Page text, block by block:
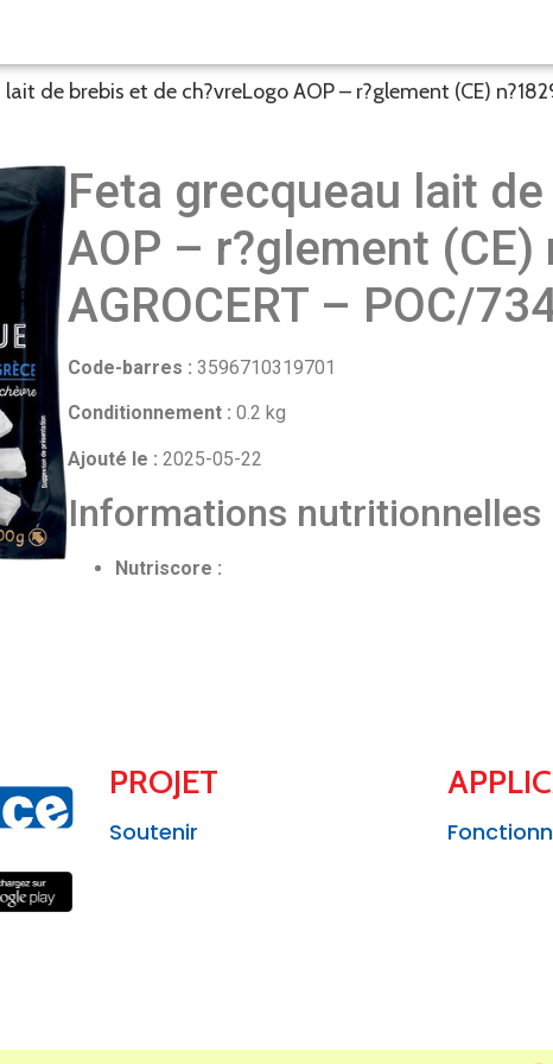
de brebis et de ch?vreLogo AOP – r?glement (CE)
Feta grecqueau lait
AOP – r?glement
AGROCERT – POC/
Code-barres : 3596710319701
Conditionnement : 0.2 kg
Ajouté le : 2025-05-22
Informations nutritionnelles
Nutriscore :
PROJET
Soutenir